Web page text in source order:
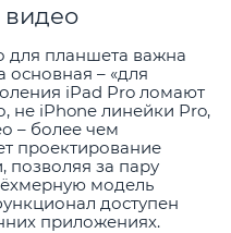
для планшета важна
основная – «для
iPad Pro ломают
не iPhone линейки Pro,
– более чем
проектирование
позволяя за пару
модель
доступен
приложениях.